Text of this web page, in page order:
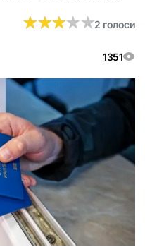
1351
★★★★★
★★★★★2 голоси